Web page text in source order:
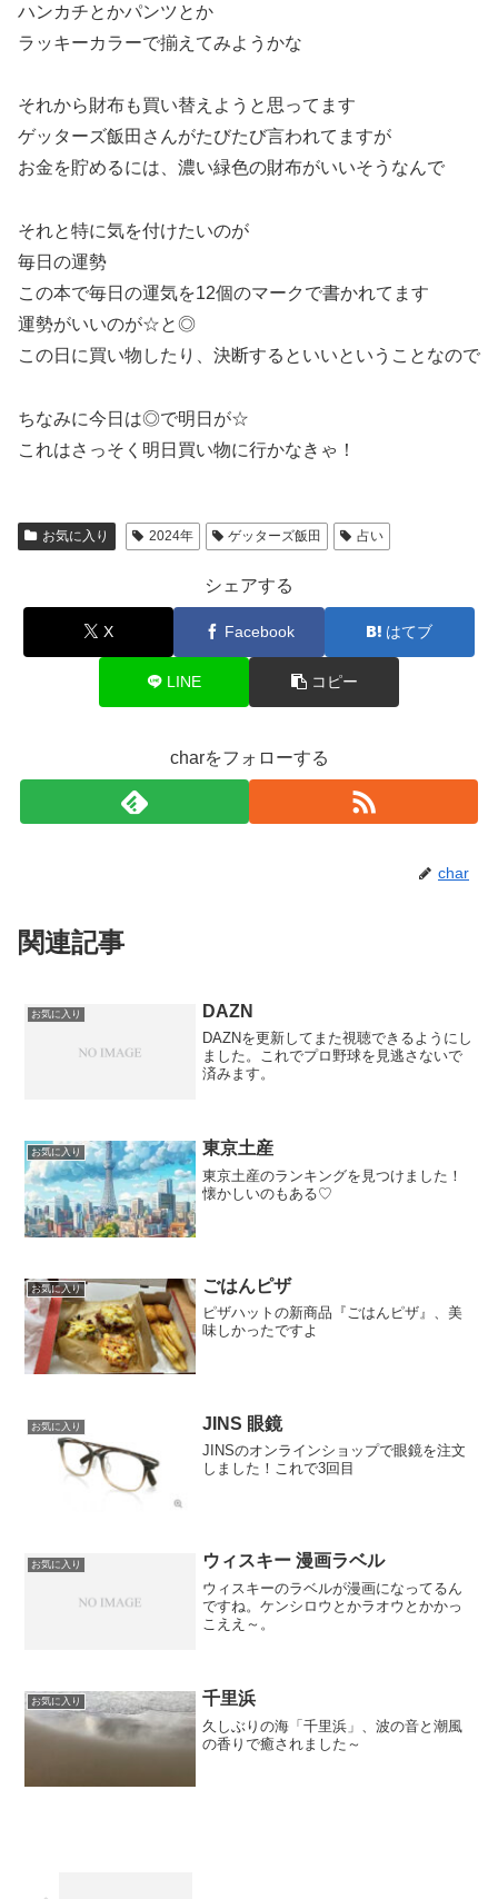
ハンカチとかパンツとか
ラッキーカラーで揃えてみようかな
それから財布も買い替えようと思ってます
ゲッターズ飯田さんがたびたび言われてますが
お金を貯めるには、濃い緑色の財布がいいそうなんで
それと特に気を付けたいのが
毎日の運勢
この本で毎日の運気を12個のマークで書かれてます
運勢がいいのが☆と◎
この日に買い物したり、決断するといいということなので
ちなみに今日は◎で明日が☆
これはさっそく明日買い物に行かなきゃ！
お気に入り 2024年 ゲッターズ飯田 占い
シェアする
X Facebook はてブ
LINE コピー
charをフォローする
char
関連記事
お気に入り DAZN
DAZNを更新してまた視聴できるようにし
ました。これでプロ野球を見逃さないで
済みます。
お気に入り 東京土産
東京土産のランキングを見つけました！
懐かしいのもある♡
お気に入り ごはんピザ
ピザハットの新商品『ごはんピザ』、美
味しかったですよ
お気に入り JINS 眼鏡
JINSのオンラインショップで眼鏡を注文
しました！これで3回目
お気に入り ウィスキー 漫画ラベル
ウィスキーのラベルが漫画になってるん
ですね。ケンシロウとかラオウとかかっ
こええ～。
お気に入り 千里浜
久しぶりの海「千里浜」、波の音と潮風
の香りで癒されました～